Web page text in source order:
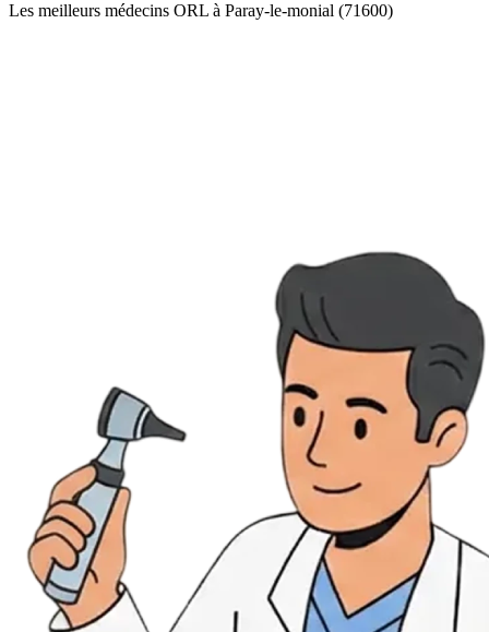
Les meilleurs médecins ORL à Paray-le-monial (71600)